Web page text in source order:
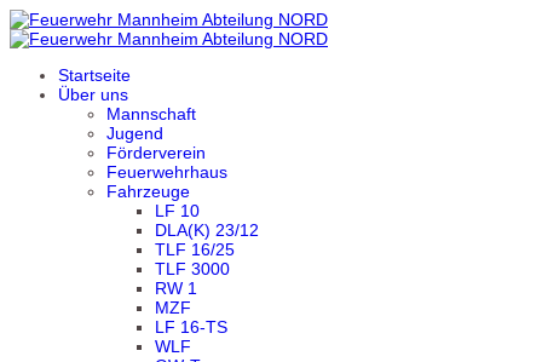
Startseite
Über uns
Mannschaft
Jugend
Förderverein
Feuerwehrhaus
Fahrzeuge
LF 10
DLA(K) 23/12
TLF 16/25
TLF 3000
RW 1
MZF
LF 16-TS
WLF